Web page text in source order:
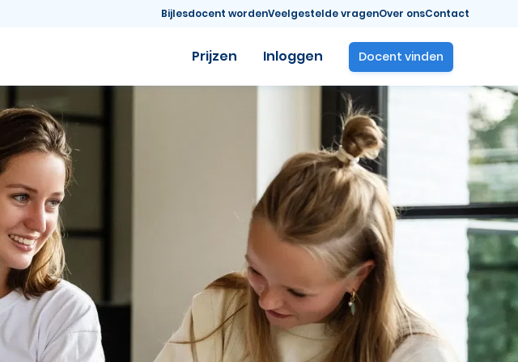
Bijlesdocent wordenVeelgestelde vragenOver onsContact
Prijzen Inloggen Docent vinden